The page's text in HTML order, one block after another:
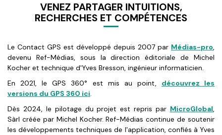
VENEZ PARTAGER INTUITIONS,
RECHERCHES ET COMPÉTENCES
Le Contact GPS est développé depuis 2007 par Médias-pro,
devenu Ref-Médias, sous la direction éditoriale de Michel
Kocher et technique d'Yves Bresson, ingénieur informaticien.
En 2021, le GPS 360° est mis au point, découvrez les
versions du GPS 360 ici.
Dès 2024, le pilotage du projet est repris par MicroGlobal,
Sàrl créée par Michel Kocher. Ref-Médias continue de soutenir
les développements techniques de l'application, confiés à Yves